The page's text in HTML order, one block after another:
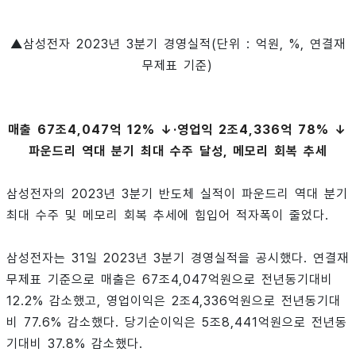
▲삼성전자 2023년 3분기 경영실적(단위 : 억원, %, 연결재
무제표 기준)
매출 67조4,047억 12% ↓·영업익 2조4,336억 78% ↓
파운드리 역대 분기 최대 수주 달성, 메모리 회복 추세
삼성전자의 2023년 3분기 반도체 실적이 파운드리 역대 분기
최대 수주 및 메모리 회복 추세에 힘입어 적자폭이 줄었다.
삼성전자는 31일 2023년 3분기 경영실적을 공시했다. 연결재
무제표 기준으로 매출은 67조4,047억원으로 전년동기대비
12.2% 감소했고, 영업이익은 2조4,336억원으로 전년동기대
비 77.6% 감소했다. 당기순이익은 5조8,441억원으로 전년동
기대비 37.8% 감소했다.